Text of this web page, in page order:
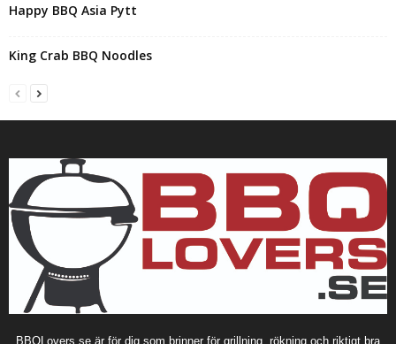
Happy BBQ Asia Pytt
King Crab BBQ Noodles
BBQLovers.se är för dig som brinner för grillning, rökning och riktigt bra